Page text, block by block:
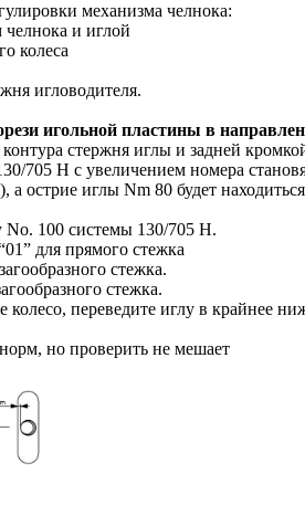
механизма челнока:
и иглой
колеса
игловодителя.
игольной пластины в
стержня иглы и задней
705 Н с увеличением номера
а острие иглы Nm 80 будет
100 системы 130/705 Н.
для прямого стежка
стежка.
стежка.
переведите иглу в крайнее
но проверить не мешает